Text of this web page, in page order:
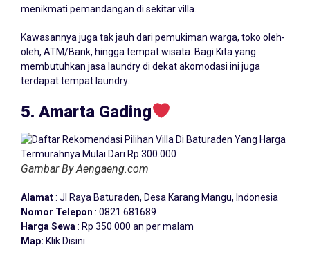
menikmati pemandangan di sekitar villa.
Kawasannya juga tak jauh dari pemukiman warga, toko oleh-
oleh, ATM/Bank, hingga tempat wisata. Bagi Kita yang
membutuhkan jasa laundry di dekat akomodasi ini juga
terdapat tempat laundry.
5. Amarta Gading
Gambar By Aengaeng.com
Alamat: Jl Raya Baturaden, Desa Karang Mangu, Indonesia
Nomor Telepon : 0821 681689
Harga Sewa : Rp 350.000 an per malam
Map: Klik Disini